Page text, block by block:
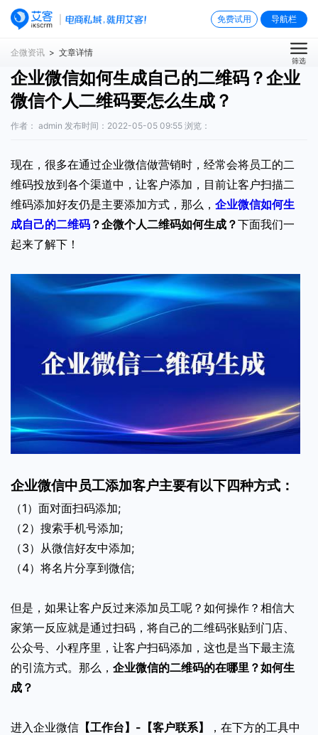
免费试用 导航栏
企微资讯 > 文章详情
筛选
企业微信如何生成自己的二维码？企业
微信个人二维码要怎么生成？
作者： admin 发布时间：2022-05-05 09:55 浏览：
现在，很多在通过企业微信做营销时，经常会将员工的二
维码投放到各个渠道中，让客户添加，目前让客户扫描二
维码添加好友仍是主要添加方式，那么， 企业微信如何生
成自己的二维码 ？企微个人二维码如何生成？下面我们一
起来了解下！
企业微信中员工添加客户主要有以下四种方式：
（1）面对面扫码添加;
（2）搜索手机号添加;
（3）从微信好友中添加;
（4）将名片分享到微信;
但是，如果让客户反过来添加员工呢？如何操作？相信大
家第一反应就是通过扫码，将自己的二维码张贴到门店、
公众号、小程序里，让客户扫码添加，这也是当下最主流
的引流方式。那么， 企业微信的二维码的在哪里？如何生
成？
进入企业微信 【工作台】-【客户联系】
，在下方的工具中